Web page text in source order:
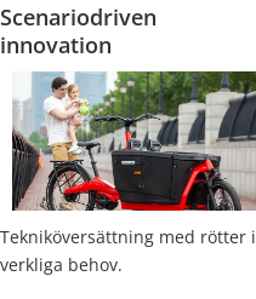
Scenariodriven
innovation
Tekniköversättning med rötter i
verkliga behov.